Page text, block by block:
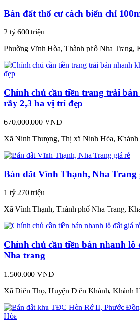
Bán đất thổ cư cách biển chỉ
2 tỷ 600 triệu
Phường Vĩnh Hòa, Thành phố Nha Trang,
Chính chủ cần tiền trang trải
rẫy 2,3 ha vị trí đẹp
670.000.000 VNĐ
Xã Ninh Thượng, Thị xã Ninh Hòa, Khánh
Bán đất Vĩnh Thạnh, Nha Trang
1 tỷ 270 triệu
Xã Vĩnh Thạnh, Thành phố Nha Trang,
Chính chủ cần tiền bán nhanh lô
Nha trang
1.500.000 VNĐ
Xã Diên Thọ, Huyện Diên Khánh, Khánh